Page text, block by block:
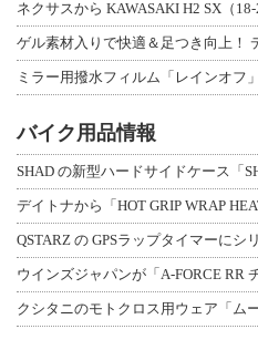
ネクサスから KAWASAKI H2 SX（
バイク用品情報
SHAD の新型ハードサイドケース「
デイトナから「HOT GRIP WRAP
QSTARZ の GPSラップタイマーにシ
ウインズジャパンが「A-FORCE RR